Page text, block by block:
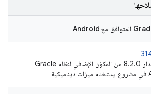
تعذُّر مهمة تثبيت الإصدار 8.2.0 من المكوّن الإضافي لنظام Gradle